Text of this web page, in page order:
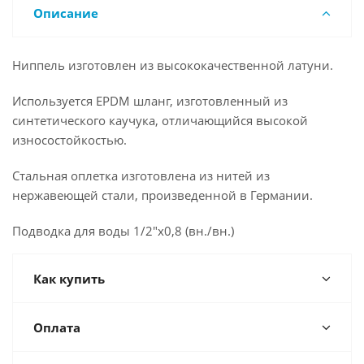
Описание
Ниппель изготовлен из высококачественной латуни.
Используется EPDM шланг, изготовленный из
синтетического каучука, отличающийся высокой
износостойкостью.
Стальная оплетка изготовлена из нитей из
нержавеющей стали, произведенной в Германии.
Подводка для воды 1/2"x0,8 (вн./вн.)
Как купить
Оплата